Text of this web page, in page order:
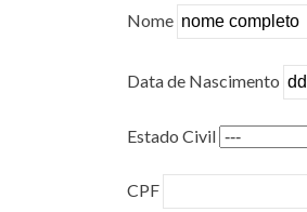
Nome
Data de Nascimento
Estado Civil
CPF